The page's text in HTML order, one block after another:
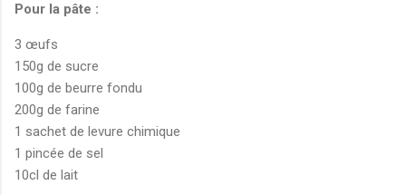
Pour la pâte :
3 œufs
150g de sucre
100g de beurre fondu
200g de farine
1 sachet de levure chimique
1 pincée de sel
10cl de lait